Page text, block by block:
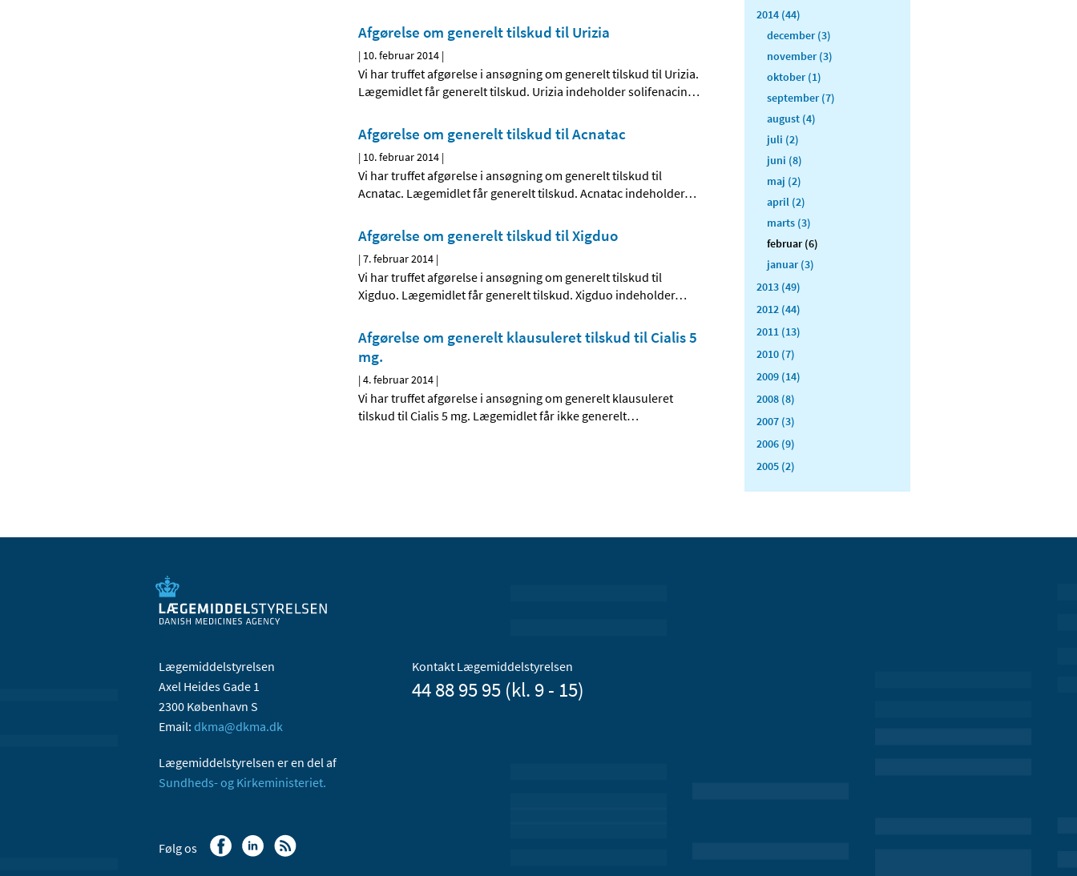
Afgørelse om generelt tilskud til Urizia
| 10. februar 2014 |
Vi har truffet afgørelse i ansøgning om generelt tilskud til Urizia.
Lægemidlet får generelt tilskud. Urizia indeholder solifenacin…
Afgørelse om generelt tilskud til Acnatac
| 10. februar 2014 |
Vi har truffet afgørelse i ansøgning om generelt tilskud til
Acnatac. Lægemidlet får generelt tilskud. Acnatac indeholder…
Afgørelse om generelt tilskud til Xigduo
|7. februar 2014 |
Vi har truffet afgørelse i ansøgning om generelt tilskud til
Xigduo. Lægemidlet får generelt tilskud. Xigduo indeholder…
Afgørelse om generelt klausuleret tilskud til Cialis 5
mg.
|4. februar 2014 |
Vi har truffet afgørelse i ansøgning om generelt klausuleret
tilskud til Cialis 5 mg. Lægemidlet får ikke generelt…
2014 (44)
december (3)
november (3)
oktober (1)
september (7)
august (4)
juli (2)
juni (8)
maj (2)
april (2)
marts (3)
februar (6)
januar (3)
2013 (49)
2012 (44)
2011 (13)
2010 (7)
2009 (14)
2008 (8)
2007 (3)
2006 (9)
2005 (2)
Lægemiddelstyrelsen
Axel Heides Gade 1
2300 København S
Email: dkma@dkma.dk
Lægemiddelstyrelsen er en del af
Sundheds- og Kirkeministeriet.
Kontakt Lægemiddelstyrelsen
44 88 95 95 (kl. 9 - 15)
Følg os